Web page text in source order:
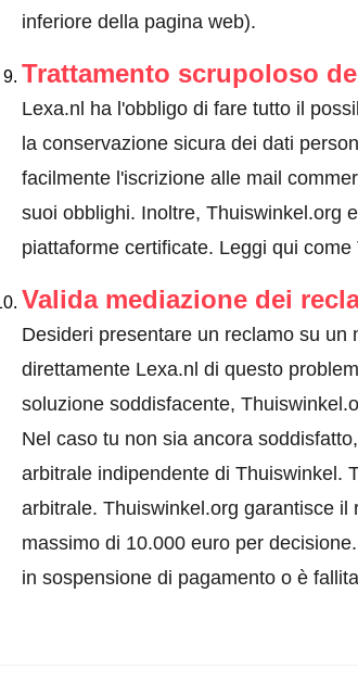
inferiore della pagina web).
Trattamento scrupoloso
Lexa.nl ha l'obbligo di fare tutto il
la conservazione sicura dei dati
facilmente l'iscrizione alle mail
suoi obblighi. Inoltre, Thuiswinkel.org
piattaforme certificate. Leggi qui
Valida mediazione dei
Desideri presentare un reclamo su
direttamente Lexa.nl di questo
soluzione soddisfacente,
Nel caso tu non sia ancora
arbitrale indipendente di Thuiswinkel.
arbitrale. Thuiswinkel.org garantisce il
massimo di 10.000 euro per
in sospensione di pagamento o è